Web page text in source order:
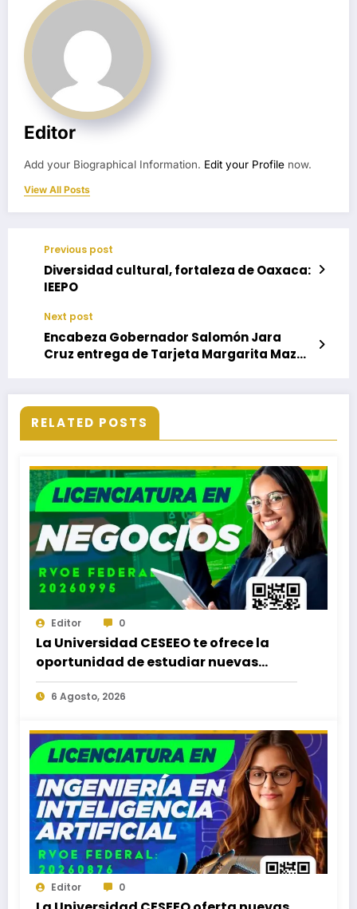
Editor
Add your Biographical Information. Edit your Profile now.
View All Posts
Previous post
Diversidad cultural, fortaleza de Oaxaca:
IEEPO
Next post
Encabeza Gobernador Salomón Jara
Cruz entrega de Tarjeta Margarita Maza
RELATED POSTS
Editor 0
La Universidad CESEEO te ofrece la
oportunidad de estudiar nuevas
Licenciaturas en los Campus Oaxaca,
Puerto Escondido, Ixtepec y en la
6 Agosto, 2026
Editor 0